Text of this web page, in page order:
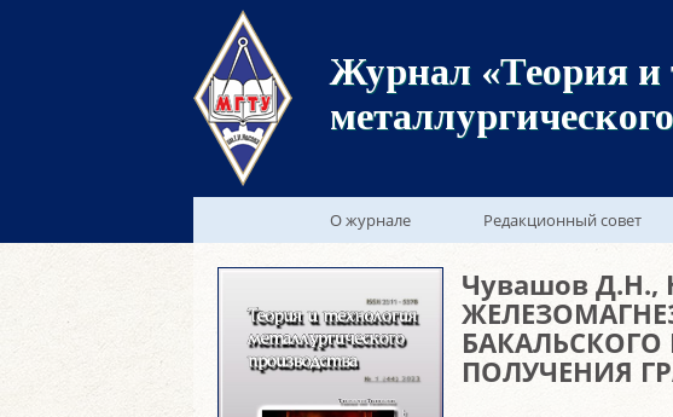
Журнал «Теория и
О журнале Редакционный совет
Чувашов Д.Н.,
ПОЛУЧЕНИЯ